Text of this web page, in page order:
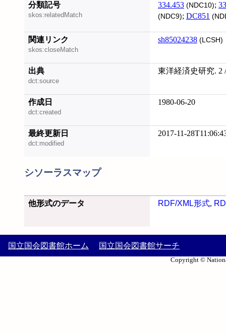
分類記号
skos:relatedMatch
334.453 (NDC10);
(NDC9); DC851
関連リンク
skos:closeMatch
sh85024238 (LCSH)
出典
dct:source
東洋経済史研究. 2
作成日
dct:created
1980-06-20
最終更新日
dct:modified
2017-11-
シソーラスマップ
他形式のデータ RDF/XML形式,
国立国会図書館ホーム 国立国会図書館サーチ
Copyright ©